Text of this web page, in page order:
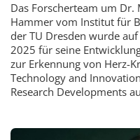
Das Forscherteam um
Hammer vom Institut für
der TU Dresden wurde
2025 für seine
zur Erkennung von Herz-
Technology and
Research Developments